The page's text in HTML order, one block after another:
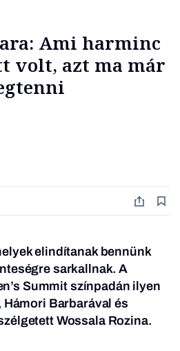
Ami harminc
volt, azt ma már
elindítanak bennünk
sarkallnak. A
Summitszínpadán ilyen
Barbarával és
Wossala Rozina.